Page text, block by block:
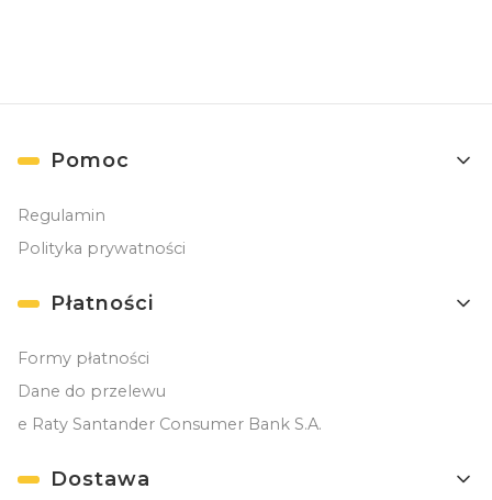
Linki w stopce
Pomoc
Regulamin
Polityka prywatności
Płatności
Formy płatności
Dane do przelewu
e Raty Santander Consumer Bank S.A.
Dostawa